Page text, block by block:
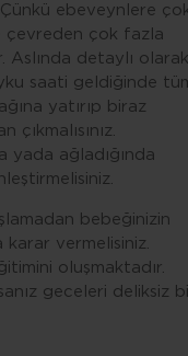
ebeveynlere
çevreden çok fazla
Aslında detaylı olarak
saati geldiğinde
yatırıp biraz
yada ağladığında
bebeğinizin
vermelisiniz.
oluşmaktadır.
geceleri deliksiz